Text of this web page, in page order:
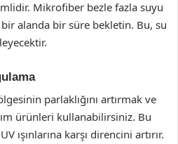
Mikrofiber bezle fazla suyu
bir alanda bir süre bekletin. Bu, su
parlaklığını artırmak ve
ürünleri kullanabilirsiniz. Bu
ışınlarına karşı direncini artırır.